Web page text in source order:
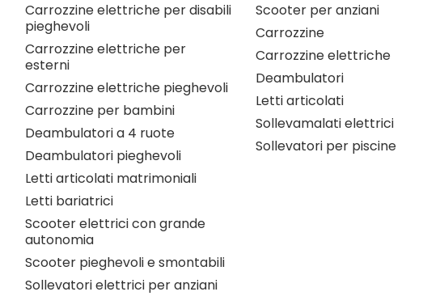
Carrozzine elettriche per disabili
pieghevoli
Carrozzine elettriche per
esterni
Carrozzine elettriche pieghevoli
Carrozzine per bambini
Deambulatori a 4 ruote
Deambulatori pieghevoli
Letti articolati matrimoniali
Letti bariatrici
Scooter elettrici con grande
autonomia
Scooter pieghevoli e smontabili
Sollevatori elettrici per anziani
Scooter per anziani
Carrozzine
Carrozzine elettriche
Deambulatori
Letti articolati
Sollevamalati elettrici
Sollevatori per piscine